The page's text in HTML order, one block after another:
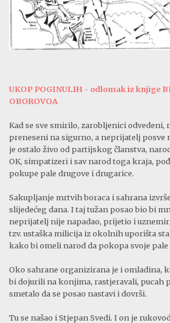
UKOP POGINULIH - odlomak iz knjige
OBOROVOA
Kad se sve smirilo, zarobljenici
preneseni na sigurno, a neprijatelj posve
je ostalo živo od partijskog članstva,
OK, simpatizeri i sav narod toga kraja,
pokupe pale drugove i drugarice.
Sakupljanje mrtvih boraca i sahrana
slijedećeg dana. I taj tužan posao bio bi
neprijatelj nije napadao, prijetio i
tzv. ustaška milicija iz okolnih uporišta
kako bi omeli narod da pokopa svoje pale
Oko sahrane organizirana je i omladina,
bi dojurili na konjima, rastjeravali, pucah
smetalo da se posao nastavi i dovrši.
Tu se našao i Stjepan Svedi. I on je